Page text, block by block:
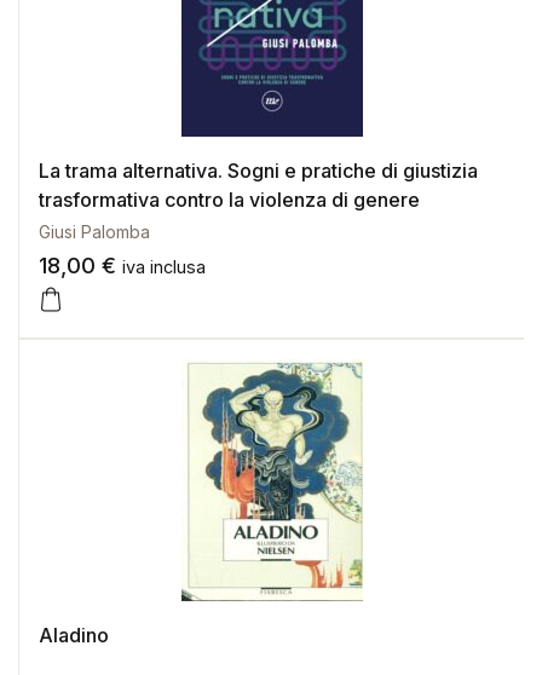
La trama alternativa. Sogni e pratiche di giustizia
trasformativa contro la violenza di genere
Giusi Palomba
18,00 € iva inclusa
Aladino